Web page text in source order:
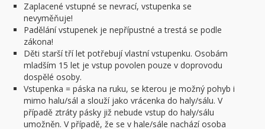
Zaplacené vstupné se nevrací, vstupenka se
nevyměňuje!
Padělání vstupenek je nepřípustné a trestá se podle
zákona!
Děti starší tří let potřebují vlastní vstupenku. Osobám
mladším 15 let je vstup povolen pouze v doprovodu
dospělé osoby.
Vstupenka = páska na ruku, se kterou je možný pohyb i
mimo halu/sál a slouží jako vrácenka do haly/sálu. V
případě ztráty pásky již nebude vstup do haly/sálu
umožněn. V případě, že se v hale/sále nachází osoba